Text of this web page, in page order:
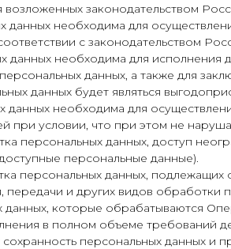
возложенных законодательством
данных необходима для
с законодательством
данных необходима для
данных, а также для
данных будет являться
данных необходима для
при условии, что при этом не
персональных данных, доступ
персональные данные).
персональных данных,
и других видов обработки
данных, которые обрабатываются
в полном объеме требований
сохранность персональных данных